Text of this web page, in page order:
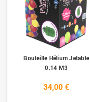
Bouteille Hélium Jetable
0.14 M3
34,00 €